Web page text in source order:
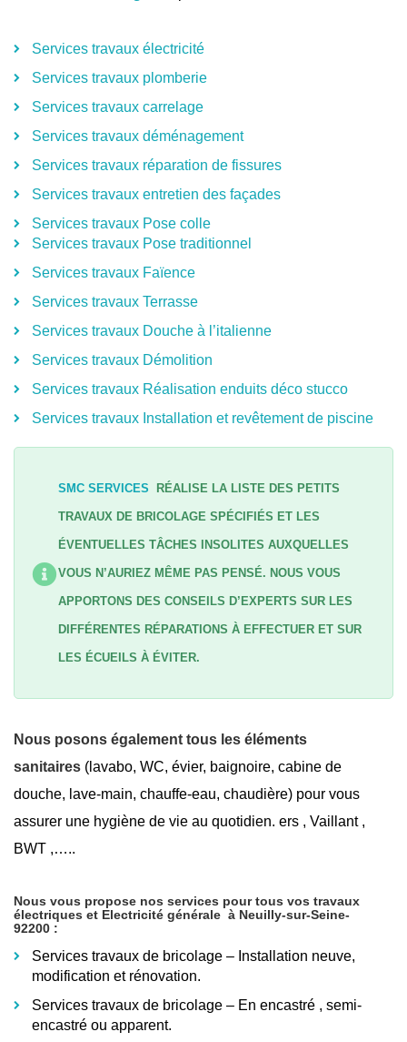
Services travaux électricité
Services travaux plomberie
Services travaux carrelage
Services travaux déménagement
Services travaux réparation de fissures
Services travaux entretien des façades
Services travaux Pose colle
Services travaux Pose traditionnel
Services travaux Faïence
Services travaux Terrasse
Services travaux Douche à l’italienne
Services travaux Démolition
Services travaux Réalisation enduits déco stucco
Services travaux Installation et revêtement de piscine
SMC SERVICES RÉALISE LA LISTE DES PETITS
TRAVAUX DE BRICOLAGE SPÉCIFIÉS ET LES
ÉVENTUELLES TÂCHES INSOLITES AUXQUELLES
VOUS N’AURIEZ MÊME PAS PENSÉ. NOUS VOUS
APPORTONS DES CONSEILS D’EXPERTS SUR LES
DIFFÉRENTES RÉPARATIONS À EFFECTUER ET SUR
LES ÉCUEILS À ÉVITER.
Nous posons également tous les éléments
sanitaires (lavabo, WC, évier, baignoire, cabine de
douche, lave-main, chauffe-eau, chaudière) pour vous
assurer une hygiène de vie au quotidien. ers , Vaillant ,
BWT ,…..
Nous vous propose nos services pour tous vos travaux
électriques et Electricité générale à Neuilly-sur-Seine-
92200 :
Services travaux de bricolage – Installation neuve,
modification et rénovation.
Services travaux de bricolage – En encastré , semi-
encastré ou apparent.